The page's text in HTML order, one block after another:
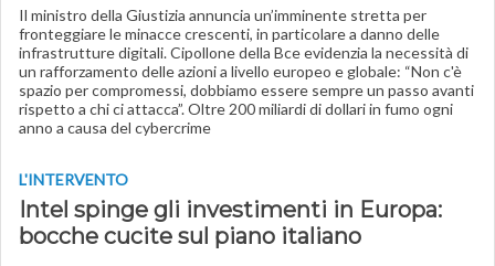
Il ministro della Giustizia annuncia un’imminente stretta per
fronteggiare le minacce crescenti, in particolare a danno delle
infrastrutture digitali. Cipollone della Bce evidenzia la necessità di
un rafforzamento delle azioni a livello europeo e globale: “Non c'è
spazio per compromessi, dobbiamo essere sempre un passo avanti
rispetto a chi ci attacca”. Oltre 200 miliardi di dollari in fumo ogni
anno a causa del cybercrime
L'INTERVENTO
Intel spinge gli investimenti in Europa:
bocche cucite sul piano italiano